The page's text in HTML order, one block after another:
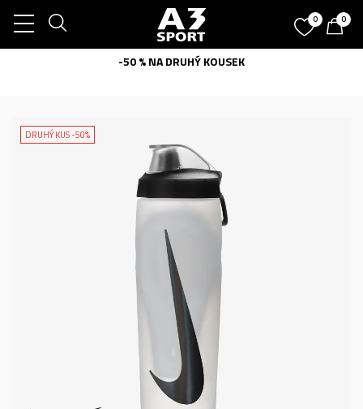
0 0
-50 % NA DRUHÝ KOUSEK
DRUHÝ KUS -50%